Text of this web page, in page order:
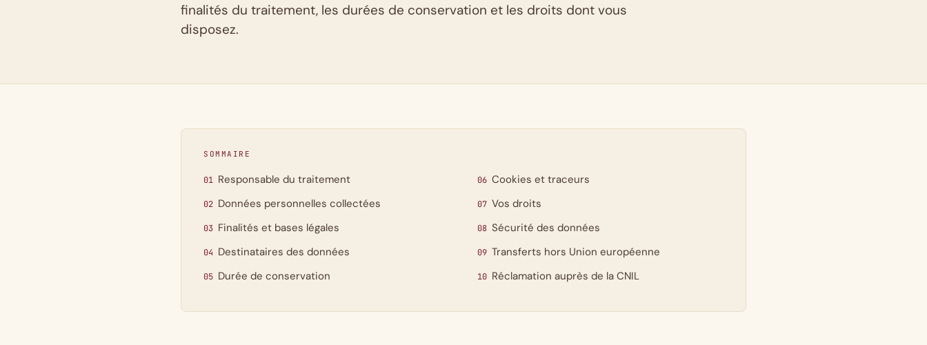
finalités du traitement, les durées de conservation et les droits dont vous
disposez.
SOMMAIRE
Responsable du traitement
Données personnelles collectées
Finalités et bases légales
Destinataires des données
Durée de conservation
Cookies et traceurs
Vos droits
Sécurité des données
Transferts hors Union européenne
Réclamation auprès de la CNIL